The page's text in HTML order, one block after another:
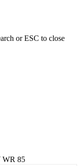
or ESC to close
85